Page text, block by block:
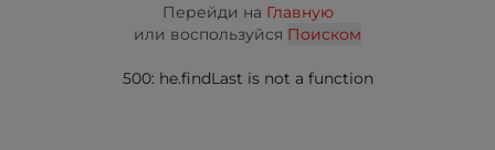
Перейди на Главную
или воспользуйся Поиском
500: he.findLast is not a function